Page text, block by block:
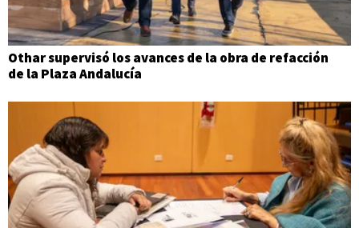
Othar supervisó los avances de la obra de refacción
de la Plaza Andalucía